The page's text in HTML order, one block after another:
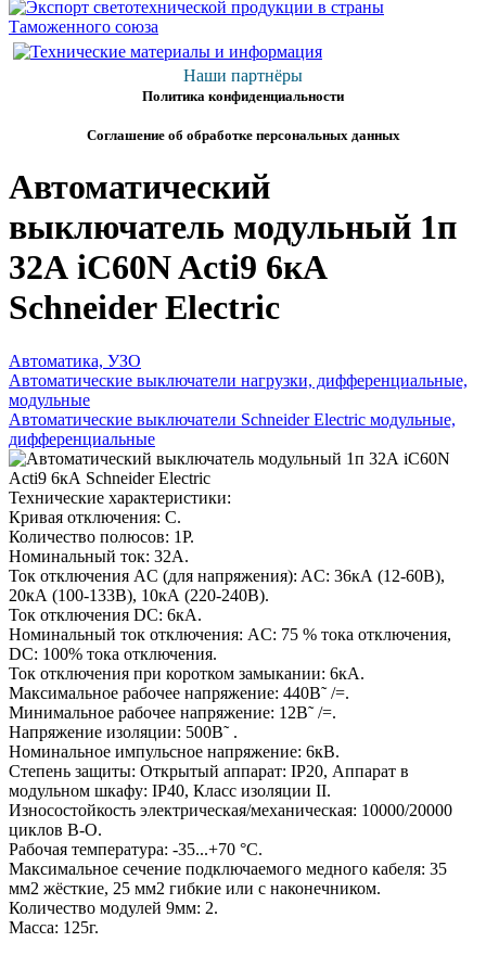
Наши партнёры
Политика конфиденциальности
Соглашение об обработке персональных данных
Автоматический
выключатель модульный 1п
32А iC60N Acti9 6кА
Schneider Electric
Автоматика, УЗО
Автоматические выключатели нагрузки, дифференциальные,
модульные
Автоматические выключатели Schneider Electric модульные,
дифференциальные
Технические характеристики:
Кривая отключения: C.
Количество полюсов: 1P.
Номинальный ток: 32А.
Ток отключения AC (для напряжения): AC: 36кА (12-60В),
20кА (100-133В), 10кА (220-240В).
Ток отключения DC: 6кА.
Номинальный ток отключения: AC: 75 % тока отключения,
DC: 100% тока отключения.
Ток отключения при коротком замыкании: 6кА.
Максимальное рабочее напряжение: 440В˜ /=.
Минимальное рабочее напряжение: 12В˜ /=.
Напряжение изоляции: 500В˜ .
Номинальное импульсное напряжение: 6кВ.
Степень защиты: Открытый аппарат: IP20, Аппарат в
модульном шкафу: IP40, Класс изоляции II.
Износостойкость электрическая/механическая: 10000/20000
циклов В-О.
Рабочая температура: -35...+70 °C.
Максимальное сечение подключаемого медного кабеля: 35
мм2 жёсткие, 25 мм2 гибкие или с наконечником.
Количество модулей 9мм: 2.
Масса: 125г.